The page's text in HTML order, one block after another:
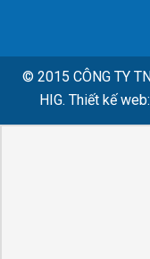
© 2015 CÔNG TY
HIG. Thiết kế web: